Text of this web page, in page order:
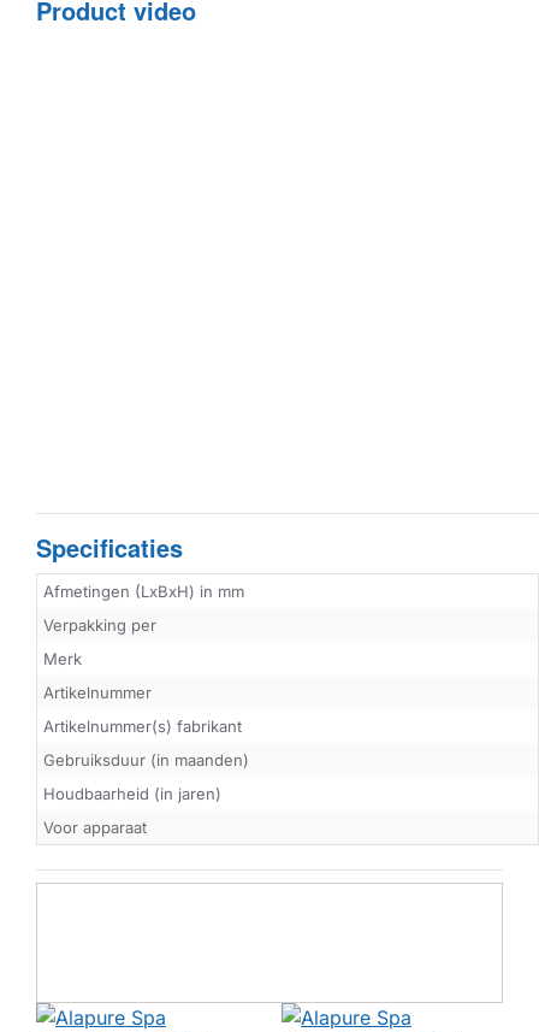
Product video
Specificaties
Afmetingen (LxBxH) in mm
Verpakking per
Merk
Artikelnummer
Artikelnummer(s) fabrikant
Gebruiksduur (in maanden)
Houdbaarheid (in jaren)
Voor apparaat